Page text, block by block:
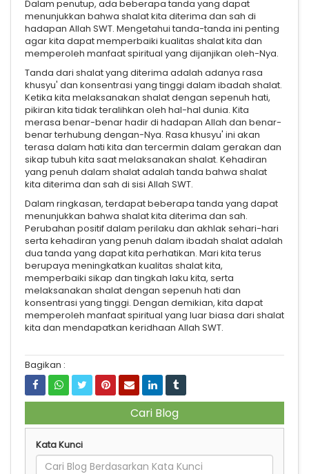
Dalam penutup, ada beberapa tanda yang dapat
menunjukkan bahwa shalat kita diterima dan sah di
hadapan Allah SWT. Mengetahui tanda-tanda ini penting
agar kita dapat memperbaiki kualitas shalat kita dan
memperoleh manfaat spiritual yang dijanjikan oleh-Nya.
Tanda dari shalat yang diterima adalah adanya rasa
khusyu' dan konsentrasi yang tinggi dalam ibadah shalat.
Ketika kita melaksanakan shalat dengan sepenuh hati,
pikiran kita tidak teralihkan oleh hal-hal dunia. Kita
merasa benar-benar hadir di hadapan Allah dan benar-
benar terhubung dengan-Nya. Rasa khusyu' ini akan
terasa dalam hati kita dan tercermin dalam gerakan dan
sikap tubuh kita saat melaksanakan shalat. Kehadiran
yang penuh dalam shalat adalah tanda bahwa shalat
kita diterima dan sah di sisi Allah SWT.
Dalam ringkasan, terdapat beberapa tanda yang dapat
menunjukkan bahwa shalat kita diterima dan sah.
Perubahan positif dalam perilaku dan akhlak sehari-hari
serta kehadiran yang penuh dalam ibadah shalat adalah
dua tanda yang dapat kita perhatikan. Mari kita terus
berupaya meningkatkan kualitas shalat kita,
memperbaiki sikap dan tingkah laku kita, serta
melaksanakan shalat dengan sepenuh hati dan
konsentrasi yang tinggi. Dengan demikian, kita dapat
memperoleh manfaat spiritual yang luar biasa dari shalat
kita dan mendapatkan keridhaan Allah SWT.
Bagikan :
Cari Blog
Kata Kunci